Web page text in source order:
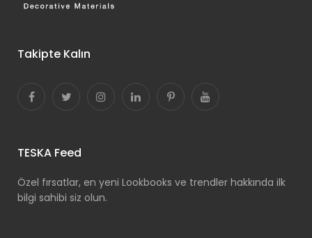
Takipte Kalın
TESKA Feed
Özel fırsatlar, en yeni Lookbooks ve trendler hakkında ilk
bilgi sahibi siz olun.